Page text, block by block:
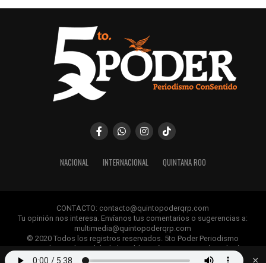
Únete al canal oficial de WhatsApp de
Quinto Poder
importantes de Quintana Roo directamente
en tu teléfono.
Unirme al canal de WhatsApp
NACIONAL INTERNACIONAL QUINTANA ROO
CONTACTO: contacto@quintopoderqrp.com
Tu opinión nos interesa. Envíanos tus comentarios o sugerencias a:
multimedia@quintopoderqrp.com
© 2020 Todos los registros reservados. 5to Poder Periodismo
ConSentido Queda prohibida la publicación, retransmisión, edición y
cualquier uso de los contenidos sin permiso previo.
×